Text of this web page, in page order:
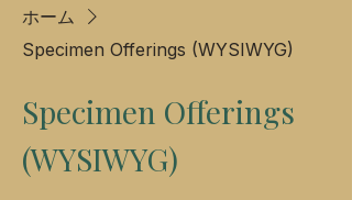
ホーム
Specimen Offerings (WYSIWYG)
Specimen Offerings
(WYSIWYG)